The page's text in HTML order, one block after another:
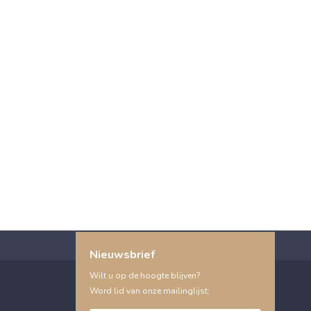
Nieuwsbrief
Wilt u op de hoogte blijven?
Word lid van onze mailinglijst: